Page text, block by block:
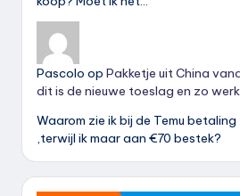
Pascolo op Pakketje uit China
dit is de nieuwe toeslag en zo
Waarom zie ik bij de Temu
,terwijl ik maar aan €70 bestek?